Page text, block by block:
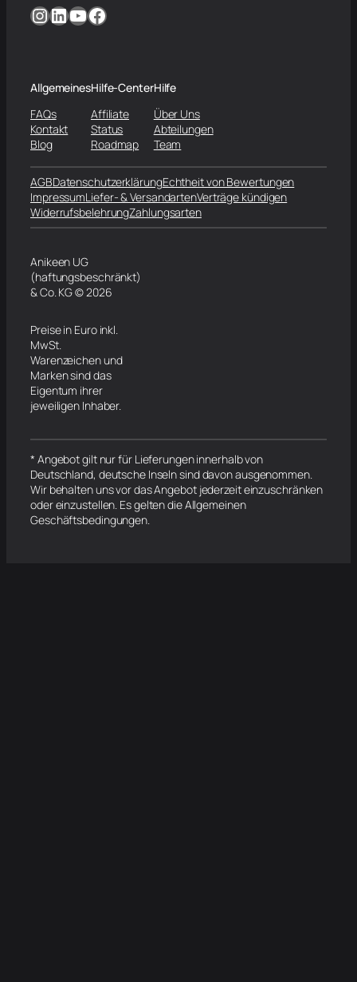
InstagramLinkedIn YouTube Facebook
Allgemeines
FAQs
Kontakt
Blog
Hilfe-Center
Affiliate
Status
Roadmap
Hilfe
Über Uns
Abteilungen
Team
AGBDatenschutzerklärungEchtheit von Bewertungen
ImpressumLiefer- & VersandartenVerträge kündigen
WiderrufsbelehrungZahlungsarten
Anikeen UG
(haftungsbeschränkt)
& Co. KG © 2026
Preise in Euro inkl.
MwSt.
Warenzeichen und
Marken sind das
Eigentum ihrer
jeweiligen Inhaber.
* Angebot gilt nur für Lieferungen innerhalb von
Deutschland, deutsche Inseln sind davon ausgenommen.
Wir behalten uns vor das Angebot jederzeit einzuschränken
oder einzustellen. Es gelten die Allgemeinen
Geschäftsbedingungen.